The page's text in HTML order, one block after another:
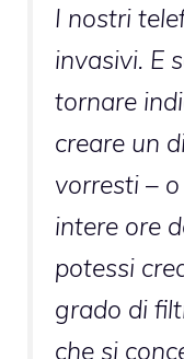
I nostri
invasivi. E
tornare
creare un
vorresti –
intere ore
potessi
grado di
che si